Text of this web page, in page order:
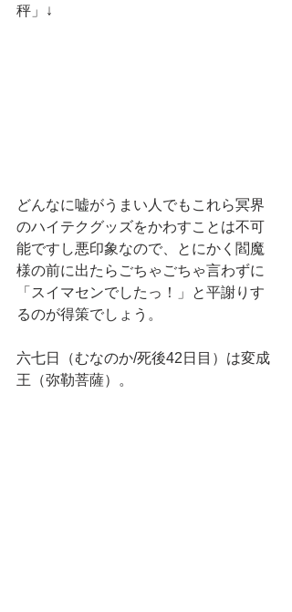
秤」↓
どんなに嘘がうまい人でもこれら冥界
のハイテクグッズをかわすことは不可
能ですし悪印象なので、とにかく閻魔
様の前に出たらごちゃごちゃ言わずに
「スイマセンでしたっ！」と平謝りす
るのが得策でしょう。
六七日（むなのか/死後42日目）は変成
王（弥勒菩薩）。